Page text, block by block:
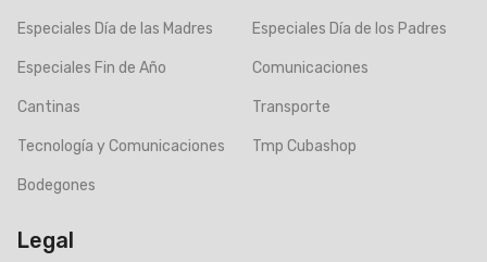
Especiales Día de las Madres Especiales Día de los Padres
Especiales Fin de Año Comunicaciones
Cantinas Transporte
Tecnología y Comunicaciones Tmp Cubashop
Bodegones
Legal